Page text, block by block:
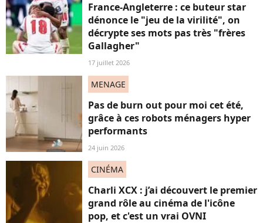
France-Angleterre : ce buteur star
dénonce le "jeu de la virilité", on
décrypte ses mots pas très "frères
Gallagher"
17 juillet 2026
MENAGE
Pas de burn out pour moi cet été,
grâce à ces robots ménagers hyper
performants
24 juin 2026
CINÉMA
Charli XCX : j’ai découvert le premier
grand rôle au cinéma de l'icône
pop, et c'est un vrai OVNI